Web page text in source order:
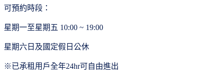
可預約時段：
星期一至星期五 10:00 ~ 19:00
星期六日及國定假日公休
※已承租用戶全年24hr可自由進出